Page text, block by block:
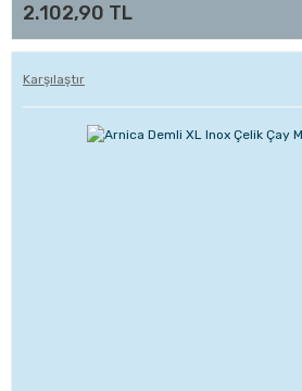
2.102,90 TL
Karşılaştır